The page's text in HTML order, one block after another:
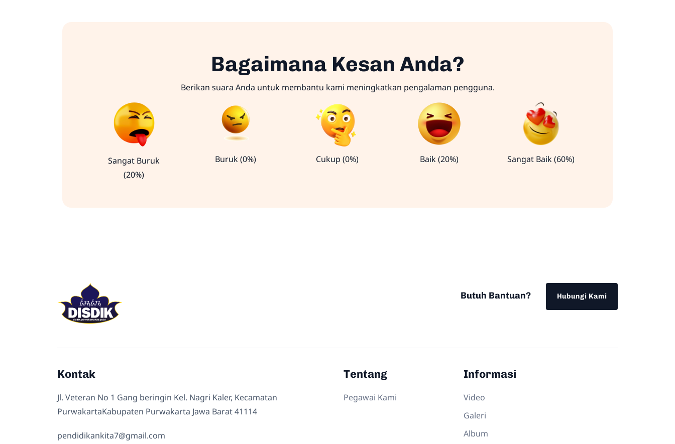
Bagaimana Kesan Anda?
Berikan suara Anda untuk membantu kami meningkatkan pengalaman pengguna.
Sangat Buruk
(20%)
Buruk (0%) Cukup (0%) Baik (20%) Sangat Baik (60%)
Butuh Bantuan? Hubungi Kami
Kontak
Jl. Veteran No 1 Gang beringin Kel. Nagri Kaler, Kecamatan
PurwakartaKabupaten Purwakarta Jawa Barat 41114
pendidikankita7@gmail.com
Tentang
Pegawai Kami
Informasi
Video
Galeri
Album